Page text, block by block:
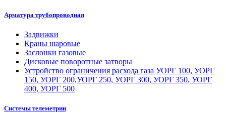
Арматура трубопроводная
Задвижки
Краны шаровые
Заслонки газовые
Дисковые поворотные затворы
Устройство ограничения расхода газа УОРГ 100, УОРГ
150, УОРГ 200,УОРГ 250, УОРГ 300, УОРГ 350, УОРГ
400, УОРГ 500
Системы телеметрии